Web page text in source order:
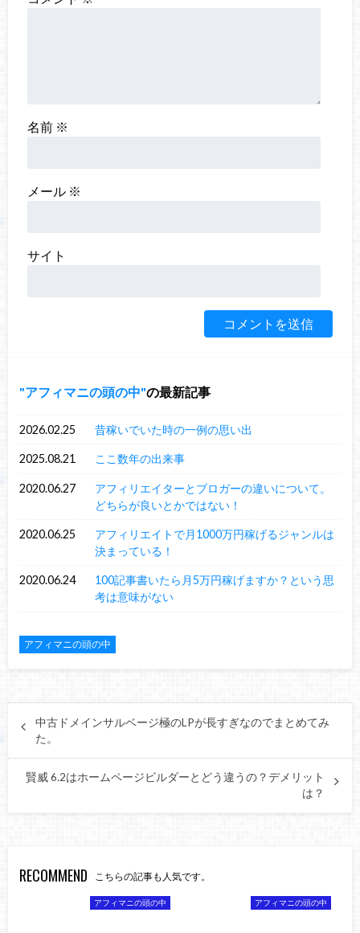
名前 ※
メール ※
サイト
アフィマニの頭の中 の最新記事
2026.02.25 昔稼いでいた時の一例の思い出
2025.08.21 ここ数年の出来事
2020.06.27
アフィリエイターとブロガーの違いについて。
どちらが良いとかではない！
2020.06.25
アフィリエイトで月1000万円稼げるジャンルは
決まっている！
2020.06.24
100記事書いたら月5万円稼げますか？という思
考は意味がない
アフィマニの頭の中
中古ドメインサルベージ極のLPが長すぎなのでまとめてみ
た。
賢威 6.2はホームページビルダーとどう違うの？デメリット
は？
RECOMMEND こちらの記事も人気です。
アフィマニの頭の中 アフィマニの頭の中